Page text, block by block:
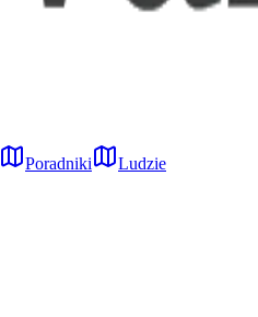
Poradniki
Ludzie